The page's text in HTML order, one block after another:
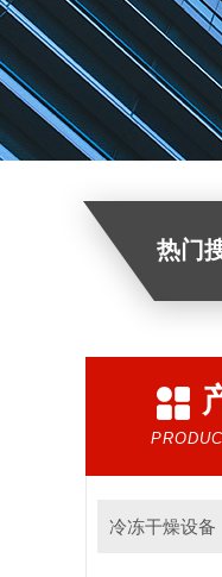
热门
冷冻干燥设备